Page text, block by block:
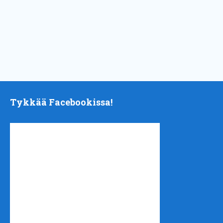
Tykkää Facebookissa!